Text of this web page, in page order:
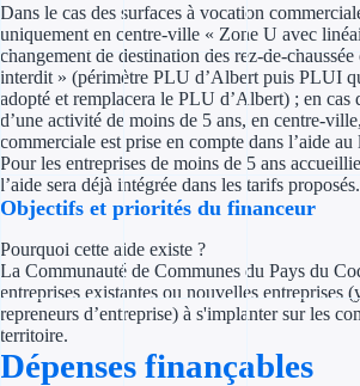
Dans le cas des surfaces à vocation
uniquement en centre-ville « Zone U avec
changement de destination des rez-de-
interdit » (périmètre PLU d’Albert puis PLUI
adopté et remplacera le PLU d’Albert) ; en cas
d’une activité de moins de 5 ans, en centre-
commerciale est prise en compte dans l’aide au
Pour les entreprises de moins de 5 ans
l’aide sera déjà intégrée dans les tarifs proposés.
Objectifs et priorités du financeur
Pourquoi cette aide existe ?
La Communauté de Communes du Pays du
entreprises existantes ou nouvelles entreprises
repreneurs d’entreprise) à s'implanter sur les
territoire.
Dépenses finançables